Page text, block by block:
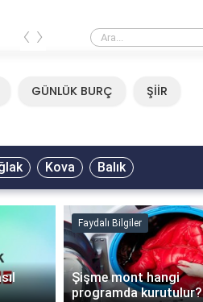
Mirkelam - Tavla Sözleri
‹ ›
GÜNLÜK BURÇ ŞİİR
Kova Balık
Faydalı Bilgiler
Şişme mont hangi
programda kurutulur?